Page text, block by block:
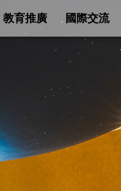
教育推廣 國際交流